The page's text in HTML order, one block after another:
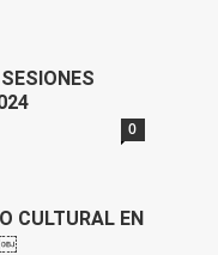
0
CULTURAL EN